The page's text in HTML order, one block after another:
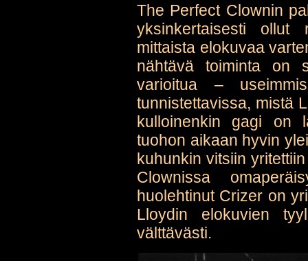
The Perfect Clownin
yksinkertaisesti ollut
mittaista elokuvaa
nähtävä toiminta on
varioitua –
tunnistettavissa, mistä
kulloinenkin gagi on
tuohon aikaan hyvin
kuhunkin vitsiin
Clownissa
huolehtinut Crizer on
Lloydin elokuvien
välttävästi.